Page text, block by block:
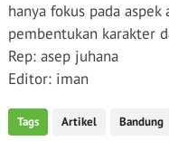
hanya fokus pada
pembentukan karakter
Rep: asep juhana
Editor: iman
Tags Artikel Bandung